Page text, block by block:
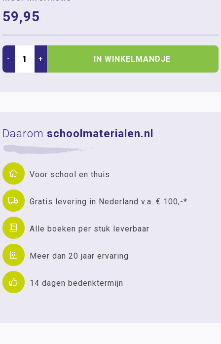
59,95
- + IN WINKELMANDJE
Daarom schoolmaterialen.nl
Voor school en thuis
Gratis levering in Nederland v.a. € 100,-*
Alle boeken per stuk leverbaar
Meer dan 20 jaar ervaring
14 dagen bedenktermijn